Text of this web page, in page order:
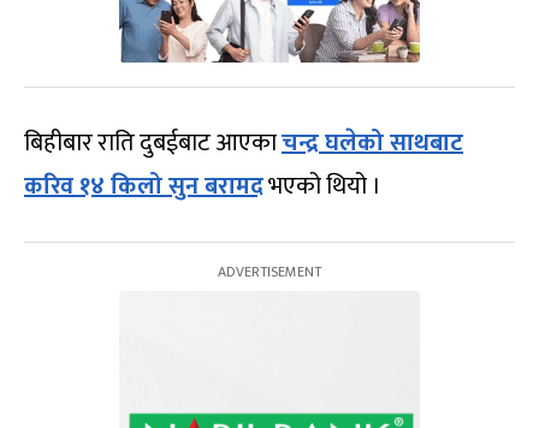
बिहीबार राति दुबईबाट आएकाचन्द्र घलेको साथबाट
करिव १४ किलो सुन बरामदभएको थियो ।